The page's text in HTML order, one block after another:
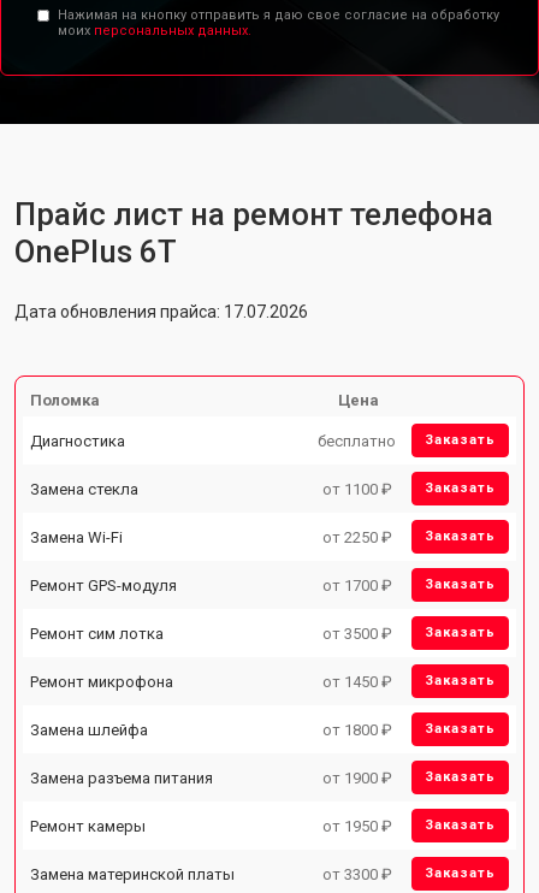
Нажимая на кнопку отправить я даю свое согласие на обработку
моих персональных данных.
Прайс лист на ремонт телефона
OnePlus 6T
Дата обновления прайса: 17.07.2026
Поломка Цена
Диагностика бесплатно Заказать
Замена стекла от 1100 ₽ Заказать
Замена Wi-Fi от 2250 ₽ Заказать
Ремонт GPS-модуля от 1700 ₽ Заказать
Ремонт сим лотка от 3500 ₽ Заказать
Ремонт микрофона от 1450 ₽ Заказать
Замена шлейфа от 1800 ₽ Заказать
Замена разъема питания от 1900 ₽ Заказать
Ремонт камеры от 1950 ₽ Заказать
Замена материнской платы от 3300 ₽ Заказать